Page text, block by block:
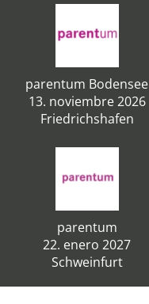
parentum Bodensee
13. noviembre 2026
Friedrichshafen
parentum
22. enero 2027
Schweinfurt